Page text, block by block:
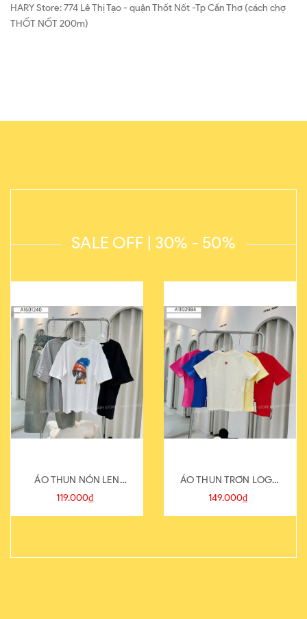
HARY Store: 774 Lê Thị Tạo - quận Thốt Nốt -Tp Cần Thơ (cách chợ
THỐT NỐT 200m)
SALE OFF | 30% - 50%
ÁO THUN NÓN LEN
821-1
119.000₫
ÁO THUN TRƠN LOGO
SAU
149.000₫